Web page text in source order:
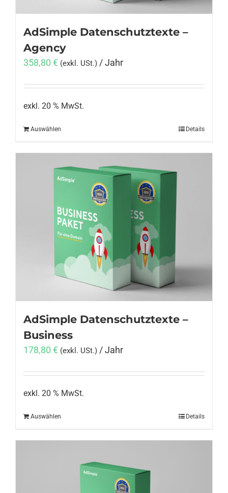
AdSimple Datenschutztexte –
Agency
358,80 € (exkl. USt.) / Jahr
exkl. 20 % MwSt.
Auswählen Details
AdSimple Datenschutztexte –
Business
178,80 € (exkl. USt.) / Jahr
exkl. 20 % MwSt.
Auswählen Details